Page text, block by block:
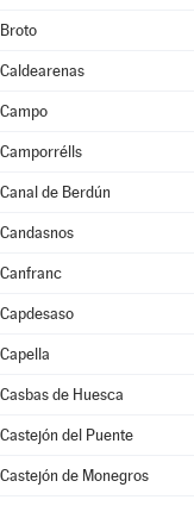
Broto
Caldearenas
Campo
Camporrélls
Canal de Berdún
Candasnos
Canfranc
Capdesaso
Capella
Casbas de Huesca
Castejón del Puente
Castejón de Monegros